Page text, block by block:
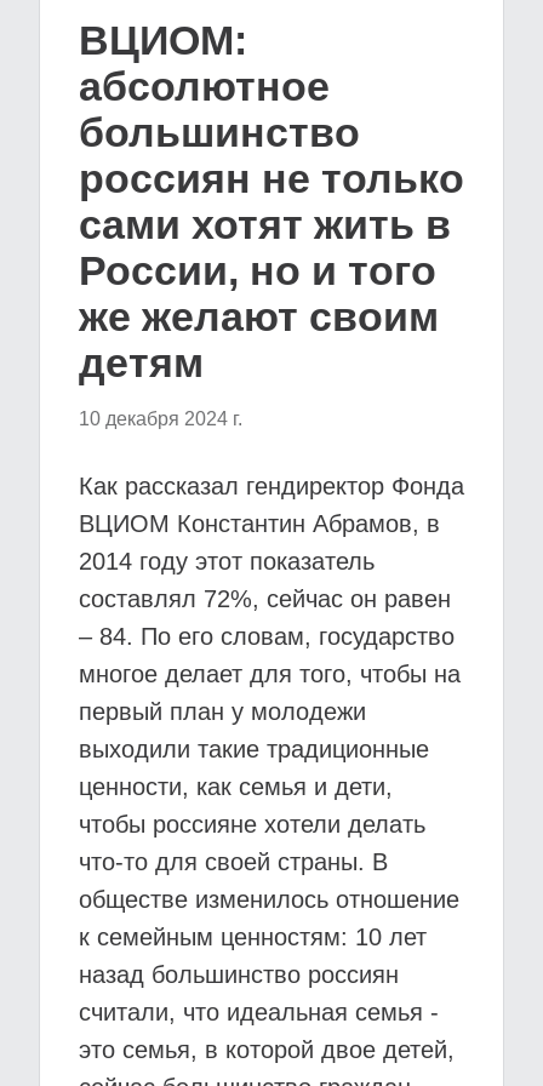
ВЦИОМ:
абсолютное
большинство
россиян не только
сами хотят жить в
России, но и того
же желают своим
детям
10 декабря 2024 г.
Как рассказал гендиректор Фонда
ВЦИОМ Константин Абрамов, в
2014 году этот показатель
составлял 72%, сейчас он равен
– 84. По его словам, государство
многое делает для того, чтобы на
первый план у молодежи
выходили такие традиционные
ценности, как семья и дети,
чтобы россияне хотели делать
что-то для своей страны. В
обществе изменилось отношение
к семейным ценностям: 10 лет
назад большинство россиян
считали, что идеальная семья -
это семья, в которой двое детей,